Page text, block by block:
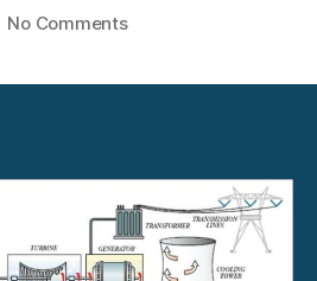
date
No Commentson